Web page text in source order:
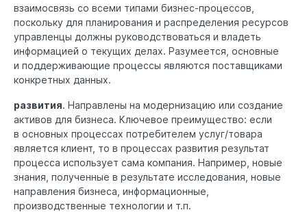
взаимосвязь со всеми типами бизнес-процессов,
поскольку для планирования и распределения ресурсов
управленцы должны руководствоваться и владеть
информацией о текущих делах. Разумеется, основные
и поддерживающие процессы являются поставщиками
конкретных данных.
развития. Направлены на модернизацию или создание
активов для бизнеса. Ключевое преимущество: если
в основных процессах потребителем услуг/товара
является клиент, то в процессах развития результат
процесса использует сама компания. Например, новые
знания, полученные в результате исследования, новые
направления бизнеса, информационные,
производственные технологии и т.п.